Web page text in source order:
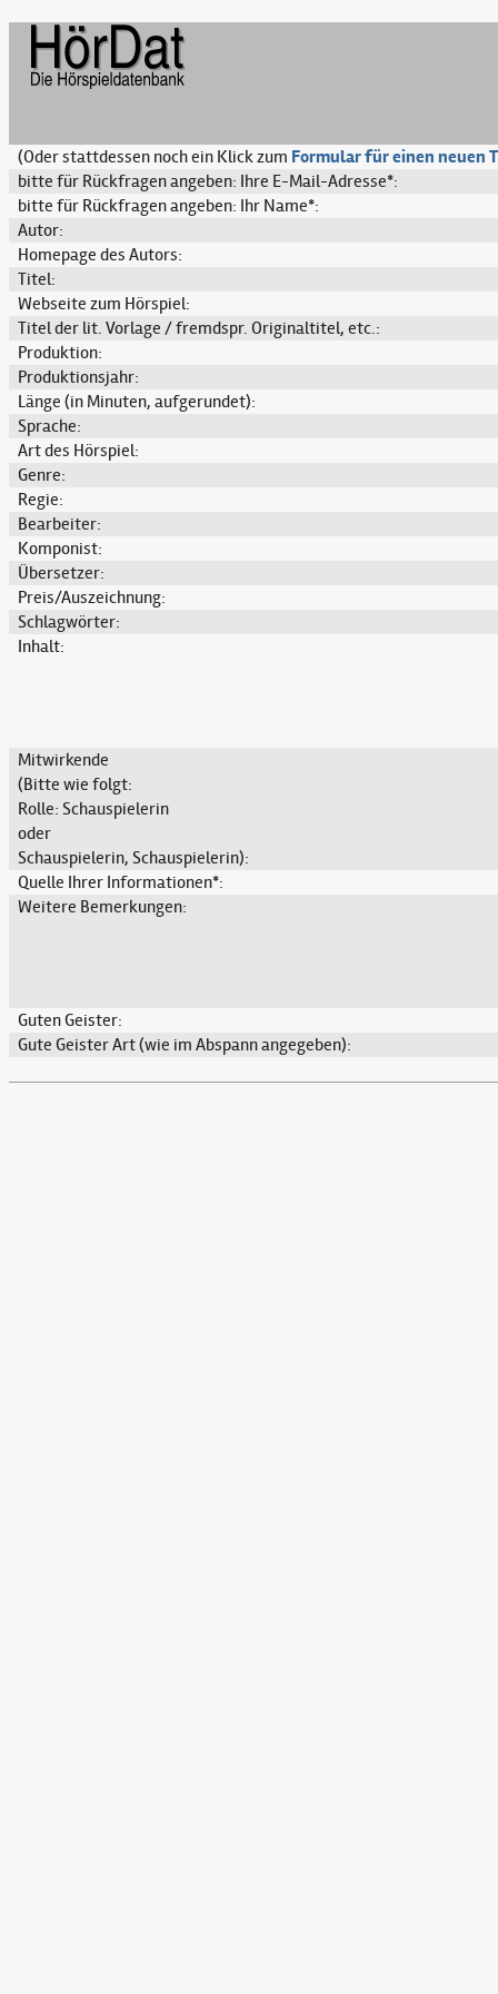
(Oder stattdessen noch ein Klick zum Formular für einen neuen
bitte für Rückfragen angeben: Ihre E-Mail-Adresse*:
bitte für Rückfragen angeben: Ihr Name*:
Autor:
Homepage des Autors:
Titel:
Webseite zum Hörspiel:
Titel der lit. Vorlage / fremdspr. Originaltitel, etc.:
Produktion:
Produktionsjahr:
Länge (in Minuten, aufgerundet):
Sprache:
Art des Hörspiel:
Genre:
Regie:
Bearbeiter:
Komponist:
Übersetzer:
Preis/Auszeichnung:
Schlagwörter:
Inhalt:
Mitwirkende
(Bitte wie folgt:
Rolle: Schauspielerin
oder
Schauspielerin, Schauspielerin):
Quelle Ihrer Informationen*:
Weitere Bemerkungen:
Guten Geister:
Gute Geister Art (wie im Abspann angegeben):